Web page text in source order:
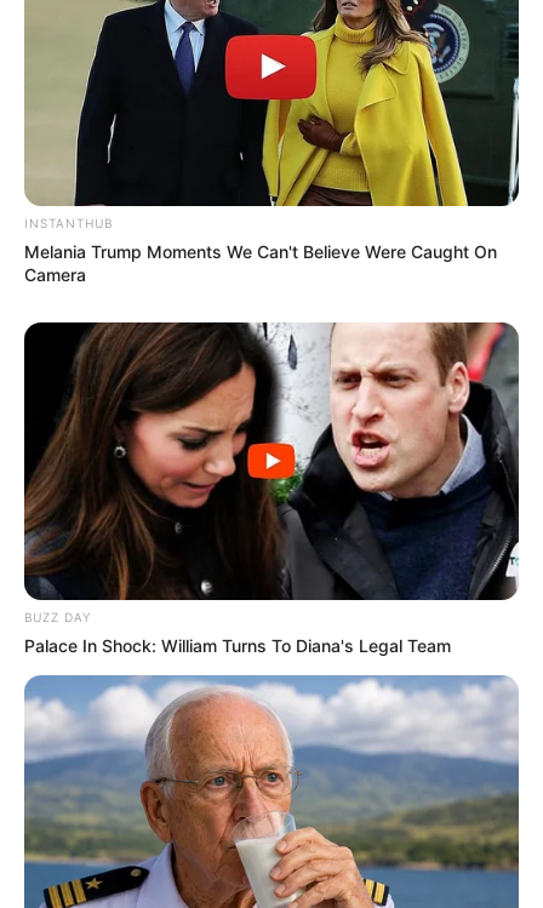
INSTANTHUB
Melania Trump Moments We Can't Believe Were Caught On
Camera
BUZZ DAY
Palace In Shock: William Turns To Diana's Legal Team